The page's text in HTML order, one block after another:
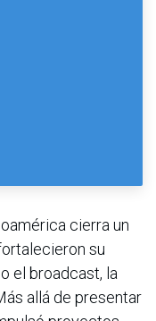
cierra un
su
el broadcast, la
allá de presentar